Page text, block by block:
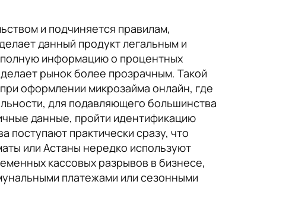
и подчиняется правилам,
данный продукт легальным и
информацию о процентных
рынок более прозрачным. Такой
оформлении микрозайма онлайн, где
для подавляющего большинства
данные, пройти идентификацию
практически сразу, что
или Астаны нередко используют
кассовых разрывов в бизнесе,
платежами или сезонными